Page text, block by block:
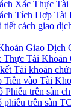
Xác Thực
Tích Hợp Tài
tiết cách giao
Giao Dịch
Thực Tài Khoản
Tài khoản
Tiền vào Tài
trên sàn
trên sàn